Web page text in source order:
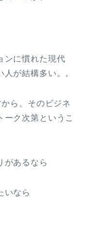
ンに慣れた現代
が結構多い。。
ら、そのビジネ
ーク次第というこ
があるなら
いなら